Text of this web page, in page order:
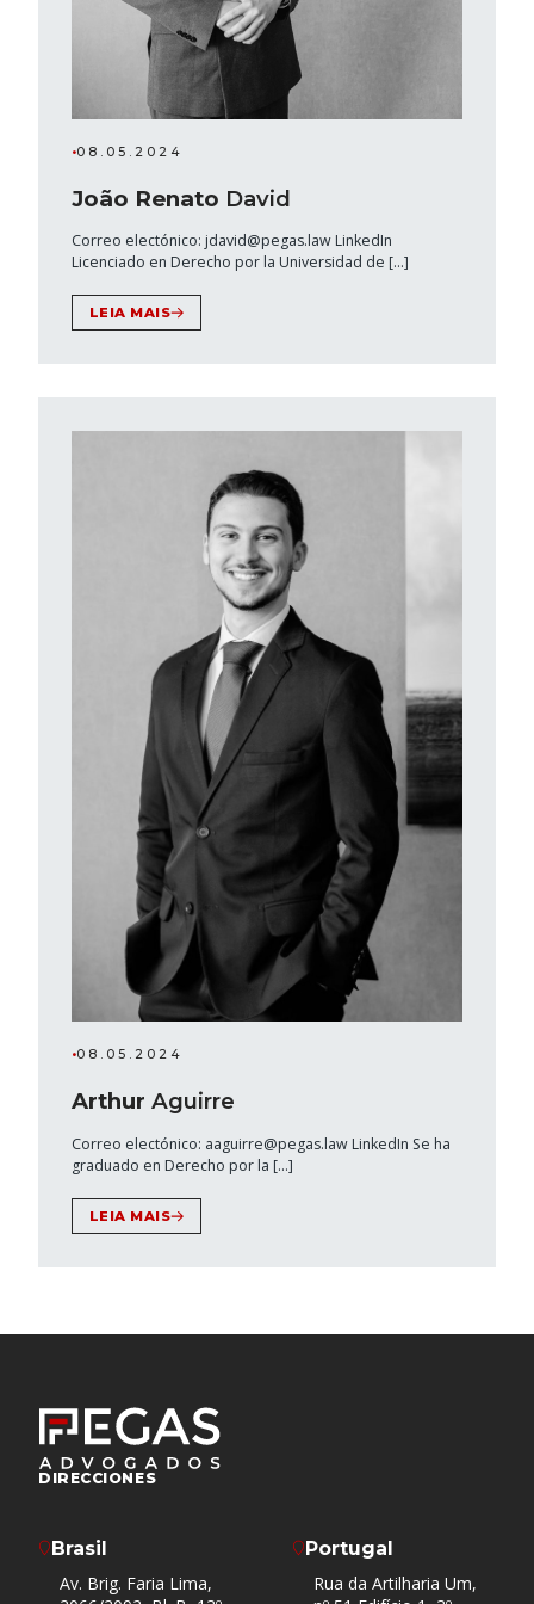
•08.05.2024
João Renato David
Correo electónico: jdavid@pegas.law LinkedIn
Licenciado en Derecho por la Universidad de […]
LEIA MAIS
•08.05.2024
Arthur Aguirre
Correo electónico: aaguirre@pegas.law LinkedIn Se ha
graduado en Derecho por la […]
LEIA MAIS
DIRECCIONES
Brasil
Av. Brig. Faria Lima,
Portugal
Rua da Artilharia Um,